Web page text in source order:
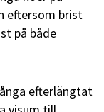
eftersom brist
på både
efterlängtat